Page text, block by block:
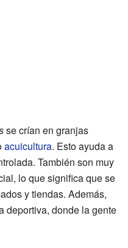
se crían en granjas
acuicultura. Esto ayuda a
También son muy
lo que significa que se
y tiendas. Además,
deportiva, donde la gente